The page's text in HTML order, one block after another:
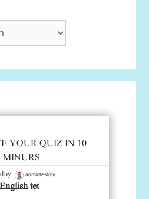
YOUR QUIZ IN 10
MINURS
by admintestdly
English tet